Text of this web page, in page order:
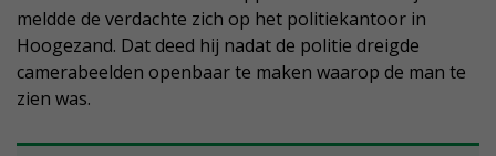
meldde de verdachte zich op het politiekantoor in
Hoogezand. Dat deed hij nadat de politie dreigde
camerabeelden openbaar te maken waarop de man te
zien was.